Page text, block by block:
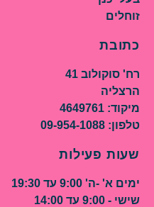
זוחלים
כתובת
רח' סוקולוב 41
הרצליה
מיקוד: 4649761
טלפון: 09-954-1088
שעות פעילות
ימים א' -ה' 9:00 עד 19:30
שישי - 9:00 עד 14:00